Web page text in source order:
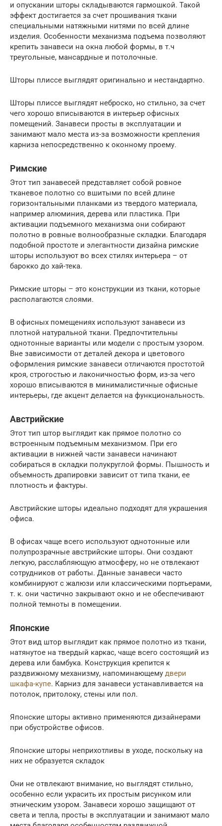
и опускании шторы складываются гармошкой. Такой
эффект достигается за счет прошивания ткани
специальными натяжными нитями по всей длине
изделия. Особенности механизма подъема позволяют
крепить занавеси на окна любой формы, в т.ч
треугольные, мансардные и потолочные.
Шторы плиссе выглядят оригинально и нестандартно.
Шторы плиссе выглядят неброско, но стильно, за счет
чего хорошо вписываются в интерьер офисных
помещений. Занавеси просты в эксплуатации и
занимают мало места из-за возможности крепления
карниза непосредственно к оконному проему.
Римские
Этот тип занавесей представляет собой ровное
тканевое полотно со вшитыми по всей длине
горизонтальными планками из твердого материала,
например алюминия, дерева или пластика. При
активации подъемного механизма они собирают
полотно в ровные волнообразные складки. Благодаря
подобной простоте и элегантности дизайна римские
шторы используют во всех стилях интерьера – от
барокко до хай-тека.
Римские шторы – это конструкции из ткани, которые
располагаются слоями.
В офисных помещениях используют занавеси из
плотной натуральной ткани. Предпочтительны
однотонные варианты или модели с простым узором.
Вне зависимости от деталей декора и цветового
оформления римские занавеси отличаются простотой
кроя, строгостью и лаконичностью форм, из-за чего
хорошо вписываются в минималистичные офисные
интерьеры, где акцент делается на функциональность.
Австрийские
Этот тип штор выглядит как прямое полотно со
встроенным подъемным механизмом. При его
активации в нижней части занавеси начинают
собираться в складки полукруглой формы. Пышность и
объемность драпировки зависит от типа ткани, ее
плотность и фактуры.
Австрийские шторы идеально подходят для украшения
офиса.
В офисах чаще всего используют однотонные или
полупрозрачные австрийские шторы. Они создают
легкую, расслабляющую атмосферу, но не отвлекают
сотрудников от работы. Данные занавеси часто
комбинируют с жалюзи или классическими портьерами,
т. к. они частично закрывают окно и не обеспечивают
полной темноты в помещении.
Японские
Этот вид штор выглядит как прямое полотно из ткани,
натянутое на твердый каркас, чаще всего состоящий из
дерева или бамбука. Конструкция крепится к
раздвижному механизму, напоминающему двери
шкафа-купе. Карниз для занавеси устанавливается на
потолок, притолоку, стены или пол.
Японские шторы активно применяются дизайнерами
при обустройстве офисов.
Японские шторы неприхотливы в уходе, поскольку на
них не образуется складок
Они не отвлекают внимание, но выглядят стильно,
особенно если украсить их простым рисунком или
этническим узором. Занавеси хорошо защищают от
света и тепла, просты в эксплуатации и занимают мало